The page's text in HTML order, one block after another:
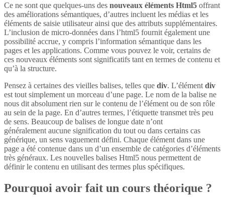
Ce ne sont que quelques-uns des nouveaux éléments Html5 offrant
des améliorations sémantiques, d’autres incluent les médias et les
éléments de saisie utilisateur ainsi que des attributs supplémentaires.
L’inclusion de micro-données dans l’html5 fournit également une
possibilité accrue, y compris l’information sémantique dans les
pages et les applications. Comme vous pouvez le voir, certains de
ces nouveaux éléments sont significatifs tant en termes de contenu et
qu’à la structure.
Pensez à certaines des vieilles balises, telles que div. L’élément div
est tout simplement un morceau d’une page. Le nom de la balise ne
nous dit absolument rien sur le contenu de l’élément ou de son rôle
au sein de la page. En d’autres termes, l’étiquette transmet très peu
de sens. Beaucoup de balises de longue date n’ont
généralement aucune signification du tout ou dans certains cas
générique, un sens vaguement défini. Chaque élément dans une
page a été contenue dans un d’un ensemble de catégories d’éléments
très généraux. Les nouvelles balises Html5 nous permettent de
définir le contenu en utilisant des termes plus spécifiques.
Pourquoi avoir fait un cours théorique ?